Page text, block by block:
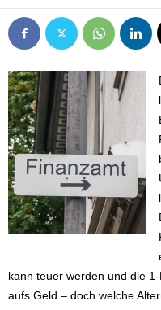
kann teuer werden und die
aufs Geld – doch welche